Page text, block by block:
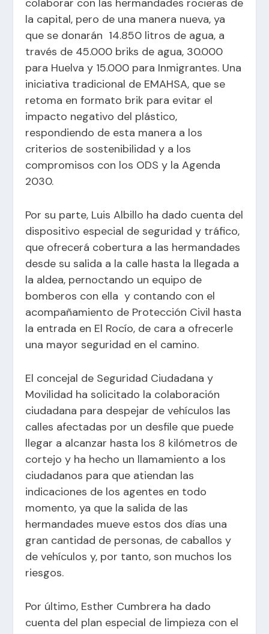
colaborar con las hermandades rocieras de
la capital, pero de una manera nueva, ya
que se donarán 14.850 litros de agua, a
través de 45.000 briks de agua, 30.000
para Huelva y 15.000 para Inmigrantes. Una
iniciativa tradicional de EMAHSA, que se
retoma en formato brik para evitar el
impacto negativo del plástico,
respondiendo de esta manera a los
criterios de sostenibilidad y a los
compromisos con los ODS y la Agenda
2030.
Por su parte, Luis Albillo ha dado cuenta del
dispositivo especial de seguridad y tráfico,
que ofrecerá cobertura a las hermandades
desde su salida a la calle hasta la llegada a
la aldea, pernoctando un equipo de
bomberos con ella y contando con el
acompañamiento de Protección Civil hasta
la entrada en El Rocío, de cara a ofrecerle
una mayor seguridad en el camino.
El concejal de Seguridad Ciudadana y
Movilidad ha solicitado la colaboración
ciudadana para despejar de vehículos las
calles afectadas por un desfile que puede
llegar a alcanzar hasta los 8 kilómetros de
cortejo y ha hecho un llamamiento a los
ciudadanos para que atiendan las
indicaciones de los agentes en todo
momento, ya que la salida de las
hermandades mueve estos dos días una
gran cantidad de personas, de caballos y
de vehículos y, por tanto, son muchos los
riesgos.
Por último, Esther Cumbrera ha dado
cuenta del plan especial de limpieza con el